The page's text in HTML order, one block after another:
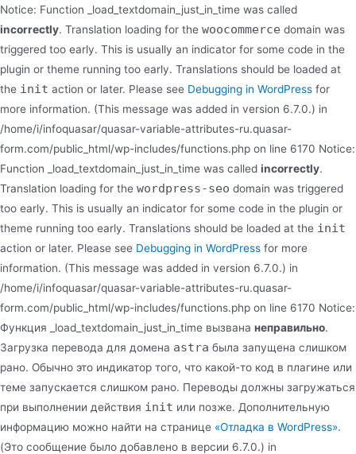
Notice: Function _load_textdomain_just_in_time was called
incorrectly. Translation loading for the woocommerce domain was
triggered too early. This is usually an indicator for some code in the
plugin or theme running too early. Translations should be loaded at
the init action or later. Please see Debugging in WordPress for
more information. (This message was added in version 6.7.0.) in
/home/i/infoquasar/quasar-variable-attributes-ru.quasar-
form.com/public_html/wp-includes/functions.php on line 6170 Notice:
Function _load_textdomain_just_in_time was called incorrectly.
Translation loading for the wordpress-seo domain was triggered
too early. This is usually an indicator for some code in the plugin or
theme running too early. Translations should be loaded at the init
action or later. Please see Debugging in WordPress for more
information. (This message was added in version 6.7.0.) in
/home/i/infoquasar/quasar-variable-attributes-ru.quasar-
form.com/public_html/wp-includes/functions.php on line 6170 Notice:
Функция _load_textdomain_just_in_time вызвана неправильно.
Загрузка перевода для домена astra была запущена слишком
рано. Обычно это индикатор того, что какой-то код в плагине или
теме запускается слишком рано. Переводы должны загружаться
при выполнении действия init или позже. Дополнительную
информацию можно найти на странице «Отладка в WordPress».
(Это сообщение было добавлено в версии 6.7.0.) in